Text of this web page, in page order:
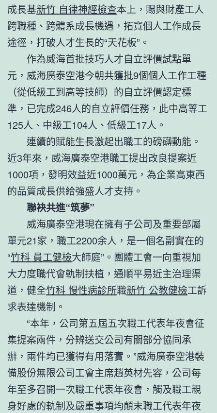
成長基新竹 自律神經檢查本上，賜與財產工人
跨職種、跨體系成長機遇，拓寬個人工作成長
途徑，打破人才生長的“天花板”。
作為威海首批技巧人才自立評價試點單
元，威海廣泰空港今朝共獲批9個個人工作工種
（從低級工到高等技師）的自立評價認定標
準，已完成246人的自立評價任務，此中高等工
125人、中級工104人、低級工17人。
連續的賦能生長激起出職工的磅礴動能。
近3年來，威海廣泰空港職工提出改良提案近
1000項，發明效益近1000萬元，為企業高東西
的品質成長供給強盛人才支持。
聯袂共進“筑夢”
威海廣泰空港現在擁有子公司及重要部屬
單元21家，職工2200余人，是一個名副實在的
“竹科 員工健檢大師庭”。團體工會一向重視加
大力度職代會軌制扶植，通順平易近主治理渠
道，健全竹科 慢性病診所職新竹 公教健檢工訴
求表達機制。
“本年，公司第五屆五次職工代表年夜會征
集提案兩件，分辨送交公司有關部分協同承
辦，兩件均已獲得有用落實。”威海廣泰空港裝
備股份無限公司工會主席趙英材先容，公司每
年至多召開一次職工代表年夜會，觸及職工親
身好處的軌制及嚴重事項均顛末職工代表年夜